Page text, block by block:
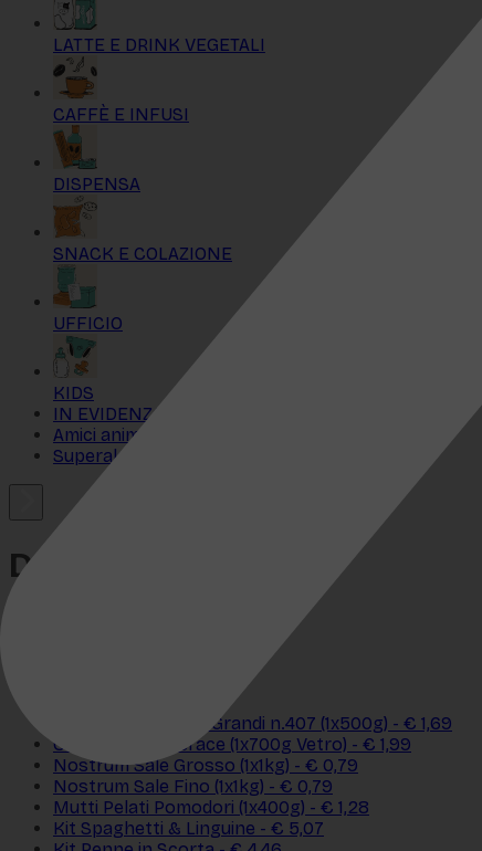
LATTE E DRINK VEGETALI
CAFFÈ E INFUSI
DISPENSA
SNACK E COLAZIONE
UFFICIO
KIDS
IN EVIDENZA
Amici animali
Superalcolici
DISPENSA
De Cecco Linguine Grandi n.407 (1x500g) - € 1,69
Cirio Passata Verace (1x700g Vetro) - € 1,99
Nostrum Sale Grosso (1x1kg) - € 0,79
Nostrum Sale Fino (1x1kg) - € 0,79
Mutti Pelati Pomodori (1x400g) - € 1,28
Kit Spaghetti & Linguine - € 5,07